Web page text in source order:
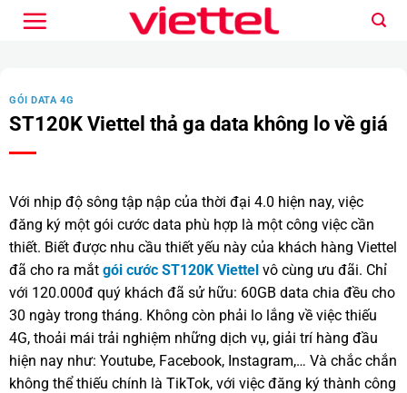
qua
GÓI DATA 4G
ST120K Viettel thả ga data không lo về giá
Với nhịp độ sông tập nập của thời đại 4.0 hiện nay, việc
đăng ký một gói cước data phù hợp là một công việc cần
thiết. Biết được nhu cầu thiết yếu này của khách hàng Viettel
đã cho ra mắt gói cước ST120K Viettel vô cùng ưu đãi. Chỉ
với 120.000đ quý khách đã sử hữu: 60GB data chia đều cho
30 ngày trong tháng. Không còn phải lo lắng về việc thiếu
4G, thoải mái trải nghiệm những dịch vụ, giải trí hàng đầu
hiện nay như: Youtube, Facebook, Instagram,… Và chắc chắn
không thể thiếu chính là TikTok, với việc đăng ký thành công